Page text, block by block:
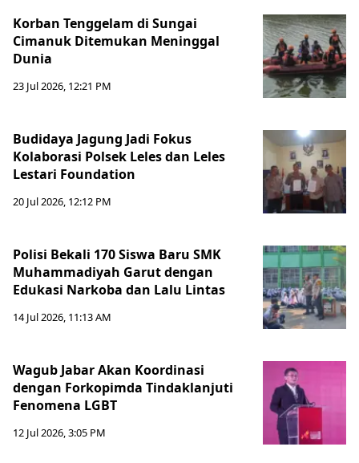
Korban Tenggelam di Sungai
Cimanuk Ditemukan Meninggal
Dunia
23 Jul 2026, 12:21 PM
Budidaya Jagung Jadi Fokus
Kolaborasi Polsek Leles dan Leles
Lestari Foundation
20 Jul 2026, 12:12 PM
Polisi Bekali 170 Siswa Baru SMK
Muhammadiyah Garut dengan
Edukasi Narkoba dan Lalu Lintas
14 Jul 2026, 11:13 AM
Wagub Jabar Akan Koordinasi
dengan Forkopimda Tindaklanjuti
Fenomena LGBT
12 Jul 2026, 3:05 PM